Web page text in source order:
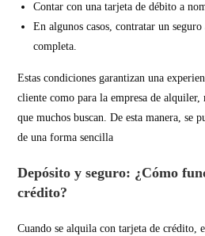
Contar con una tarjeta de débito a
En algunos casos, contratar un
completa.
Estas condiciones garantizan una
cliente como para la empresa de
que muchos buscan. De esta manera, se
de una forma sencilla
Depósito y seguro: ¿Cómo
crédito?
Cuando se alquila con tarjeta de crédito,